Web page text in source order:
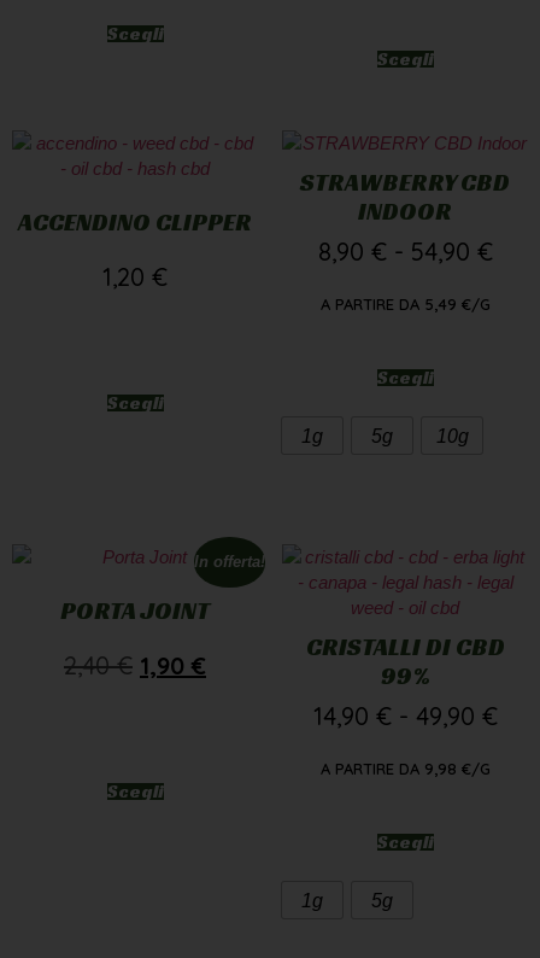
Scegli
Scegli
ACCENDINO CLIPPER
1,20 €
Scegli
STRAWBERRY CBD
INDOOR
8,90 € - 54,90 €
A PARTIRE DA 5,49 €/G
Scegli
1g 5g 10g
In offerta!
PORTA JOINT
2,40€ 1,90 €
Scegli
CRISTALLI DI CBD
99%
14,90 € - 49,90 €
A PARTIRE DA 9,98 €/G
Scegli
1g 5g